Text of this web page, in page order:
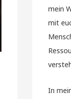
mein
mit
In